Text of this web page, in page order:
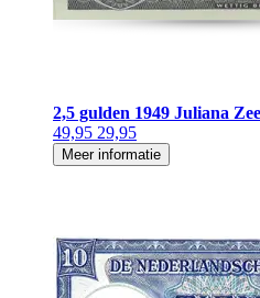
2,5 gulden 1949 Juliana
49,95 29,95
Meer informatie